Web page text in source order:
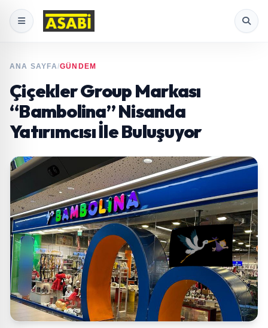
ANA SAYFA/GÜNDEM
Çiçekler Group Markası
“Bambolina” Nisanda
Yatırımcısı İle Buluşuyor